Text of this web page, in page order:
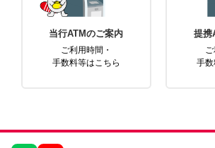
当行ATMのご案内
ご利用時間・
手数料等はこちら
提携
手数